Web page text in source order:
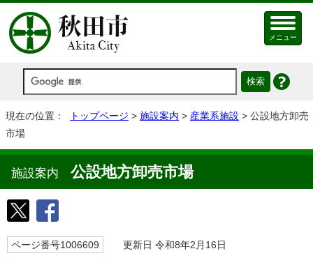
メニュー
現在の位置： トップページ > 施設案内 > 産業系施設 > 公設地方卸売
市場
施設案内 公設地方卸売市場
ページ番号1006609 更新日 令和8年2月16日